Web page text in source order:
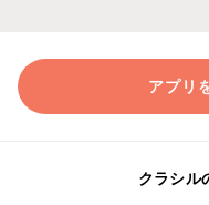
アプリ
クラシル